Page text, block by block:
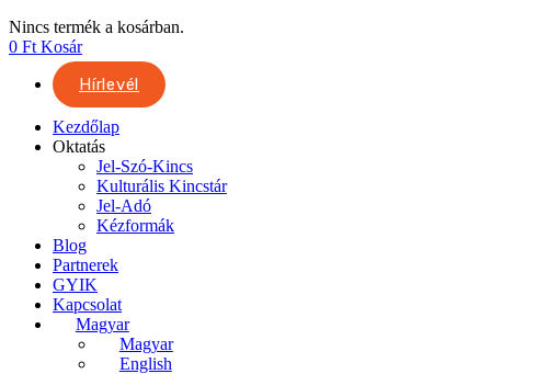
Nincs termék a kosárban.
0 Ft Kosár
Hírlevél
Kezdőlap
Oktatás
Jel-Szó-Kincs
Kulturális Kincstár
Jel-Adó
Kézformák
Blog
Partnerek
GYIK
Kapcsolat
Magyar
Magyar
English